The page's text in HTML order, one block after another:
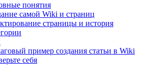
понятия
самой Wiki и страниц
страницы и история
пример создания статьи в Wiki
себя